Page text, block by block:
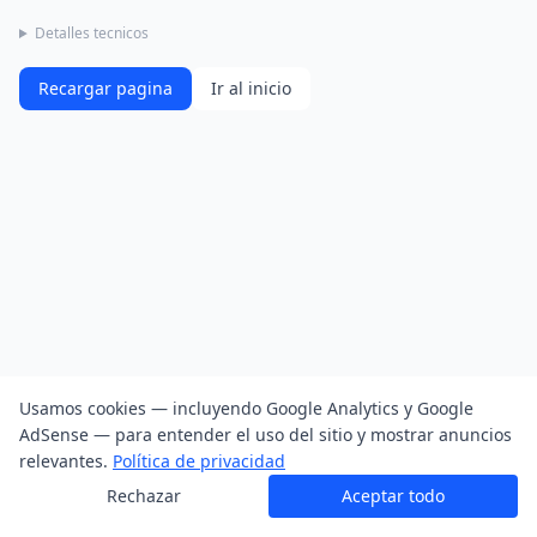
Detalles tecnicos
Recargar pagina Ir al inicio
Usamos cookies — incluyendo Google Analytics y Google
AdSense — para entender el uso del sitio y mostrar anuncios
relevantes. Política de privacidad
Rechazar
Aceptar todo